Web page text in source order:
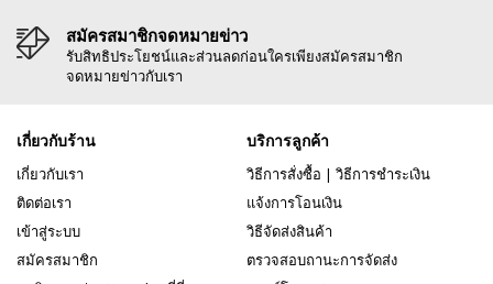
สมัครสมาชิกจดหมายข่าว
รับสิทธิประโยชน์และส่วนลดก่อนใครเพียงสมัครสมาชิก
จดหมายข่าวกับเรา
เกี่ยวกับร้าน
เกี่ยวกับเรา
ติดต่อเรา
เข้าสู่ระบบ
สมัครสมาชิก
บริการลูกค้า
วิธีการสั่งซื้อ | วิธีการชำระเงิน
แจ้งการโอนเงิน
วิธีจัดส่งสินค้า
ตรวจสอบถานะการจัดส่ง